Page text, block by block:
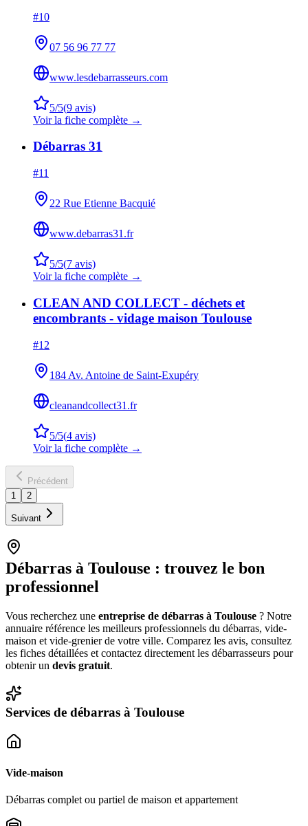
#10
07 56 96 77 77
www.lesdebarrasseurs.com
5/5(9 avis)
Voir la fiche complète →
Débarras 31
#11
22 Rue Etienne Bacquié
www.debarras31.fr
5/5(7 avis)
Voir la fiche complète →
CLEAN AND COLLECT - déchets et
encombrants - vidage maison Toulouse
#12
184 Av. Antoine de Saint-Exupéry
cleanandcollect31.fr
5/5(4 avis)
Voir la fiche complète →
Précédent
1
2
Suivant
Débarras à Toulouse : trouvez le bon
professionnel
Vous recherchez une entreprise de débarras à Toulouse ? Notre
annuaire référence les meilleurs professionnels du débarras, vide-
maison et vide-grenier de votre ville. Comparez les avis, consultez
les fiches détaillées et contactez directement les débarrasseurs pour
obtenir un devis gratuit.
Services de débarras à Toulouse
Vide-maison
Débarras complet ou partiel de maison et appartement